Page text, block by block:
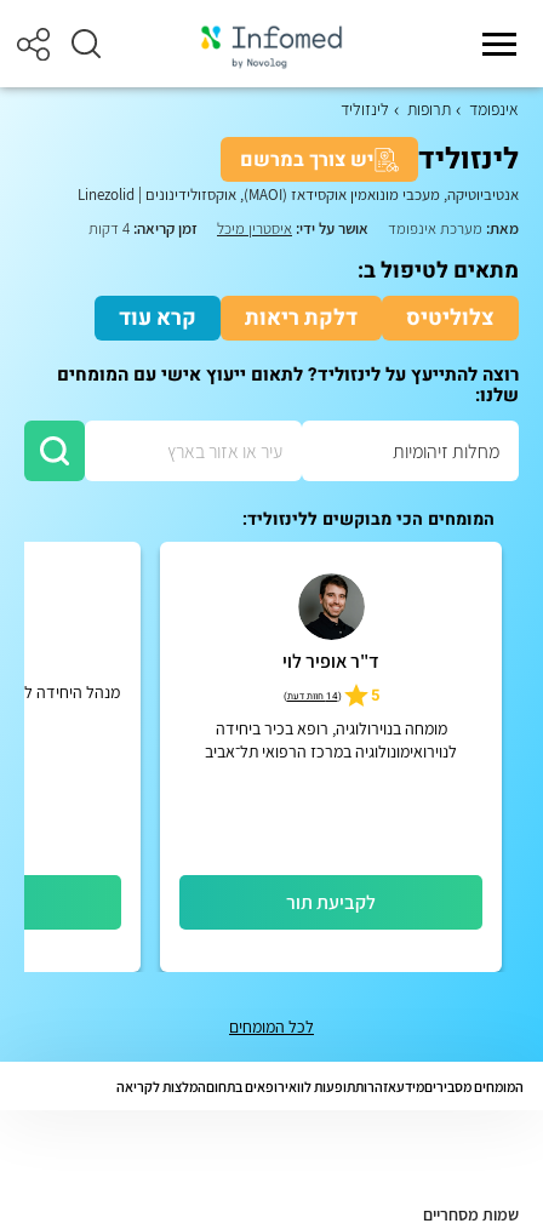
אינפומד תרופות לינזוליד
לינזוליד יש צורך במרשם
אנטיביוטיקה, מעכבי מונואמין אוקסידאז (MAOI), אוקסזולידינונים
Linezolid
מאת: מערכת אינפומד אושר על ידי: איסטרין מיכל זמן קריאה:
מתאים לטיפול ב:
צלוליטיס
דלקת ריאות קרא עוד
רוצה להתייעץ על לינזוליד? לתאום ייעוץ אישי עם המומחים
שלנו:
המומחים הכי מבוקשים ללינזוליד:
ד"ר אופיר לוי
5
(14 חוות דעת )
מומחה בנוירולוגיה, רופא בכיר ביחידה
לנוירואימונולוגיה במרכז הרפואי תל־אביב
לקביעת תור
מנהל היחידה
לכל המומחים
המומחים מסביריםמידעאזהרותתופעות לוואירופאים בתחוםהמלצות לקריאה
שמות מסחריים